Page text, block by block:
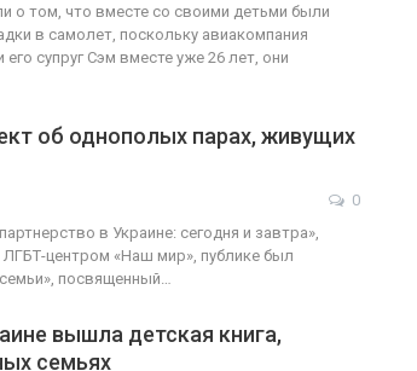
о том, что вместе со своими детьми были
в самолет, поскольку авиакомпания
супруг Сэм вместе уже 26 лет, они
об однополых парах, живущих
0
в Украине: сегодня и завтра»,
центром «Наш мир», публике был
посвященный…
вышла детская книга,
семьях